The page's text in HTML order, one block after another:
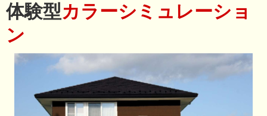
体験型カラーシミュレーショ
ン